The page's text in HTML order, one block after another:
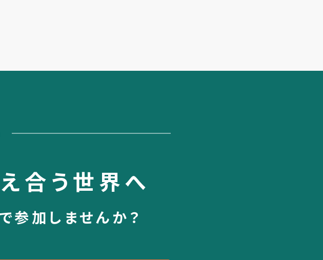
合う世界へ
参加しませんか？